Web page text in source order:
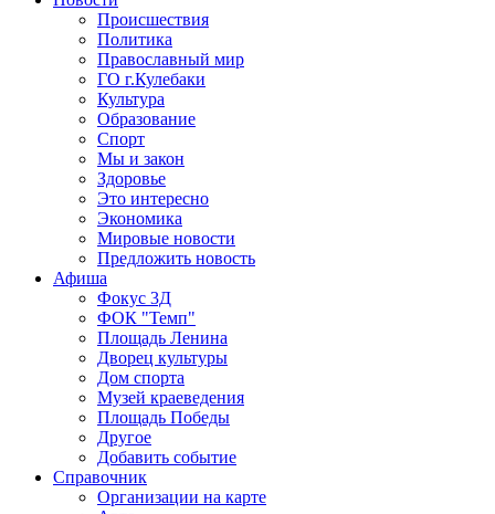
Происшествия
Политика
Православный мир
ГО г.Кулебаки
Культура
Образование
Спорт
Мы и закон
Здоровье
Это интересно
Экономика
Мировые новости
Предложить новость
Афиша
Фокус 3Д
ФОК "Темп"
Площадь Ленина
Дворец культуры
Дом спорта
Музей краеведения
Площадь Победы
Другое
Добавить событие
Справочник
Организации на карте